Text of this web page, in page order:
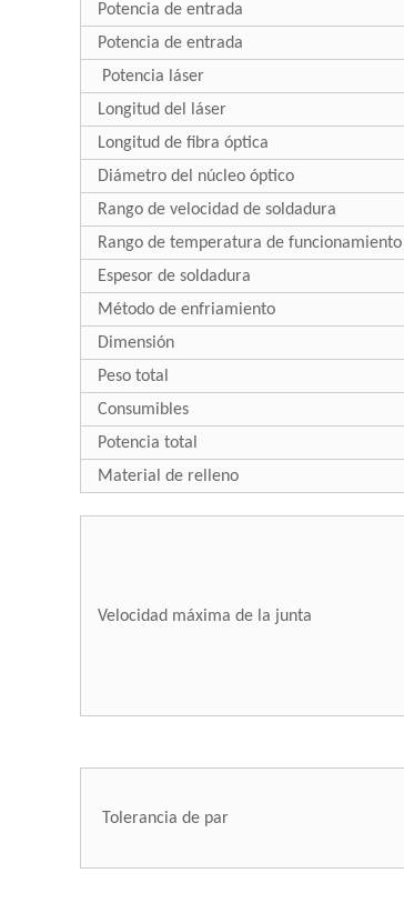
Potencia de entrada
Potencia de entrada
Potencia láser
Longitud del láser
Longitud de fibra óptica
Diámetro del núcleo óptico
Rango de velocidad de soldadura
Rango de temperatura de funcionamiento
Espesor de soldadura
Método de enfriamiento
Dimensión
Peso total
Consumibles
Potencia total
Material de relleno
Velocidad máxima de la junta
Tolerancia de par